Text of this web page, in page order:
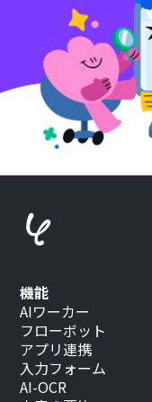
機能
AIワーカー
フローボット
アプリ連携
入力フォーム
AI-OCR